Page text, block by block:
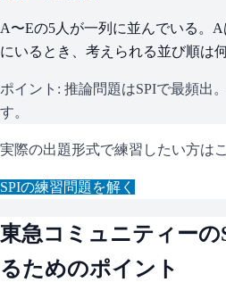
A〜Eの5人が一列に並んでいる。
にいるとき、考えられる並び順は
ポイント: 推論問題はSPIで最頻出
す。
実際の出題形式で練習したい方は
SPIの練習問題を解く
東急コミュニティーの
るためのポイント